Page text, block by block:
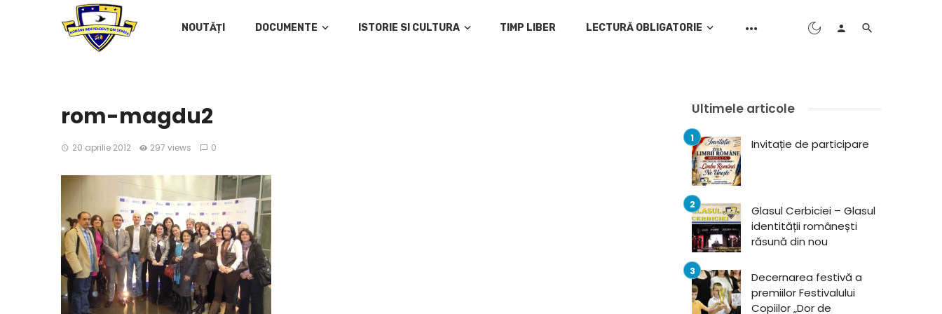
NOUTĂȚI DOCUMENTE ISTORIE SI CULTURA TIMP LIBER LECTURĂ OBLIGATORIE
rom-magdu2
20 aprilie 2012 297 views 0
Ultimele articole
Invitație de participare
Glasul Cerbiciei – Glasul
identității românești
răsună din nou
Decernarea festivă a
premiilor Festivalului
Copiilor „Dor de